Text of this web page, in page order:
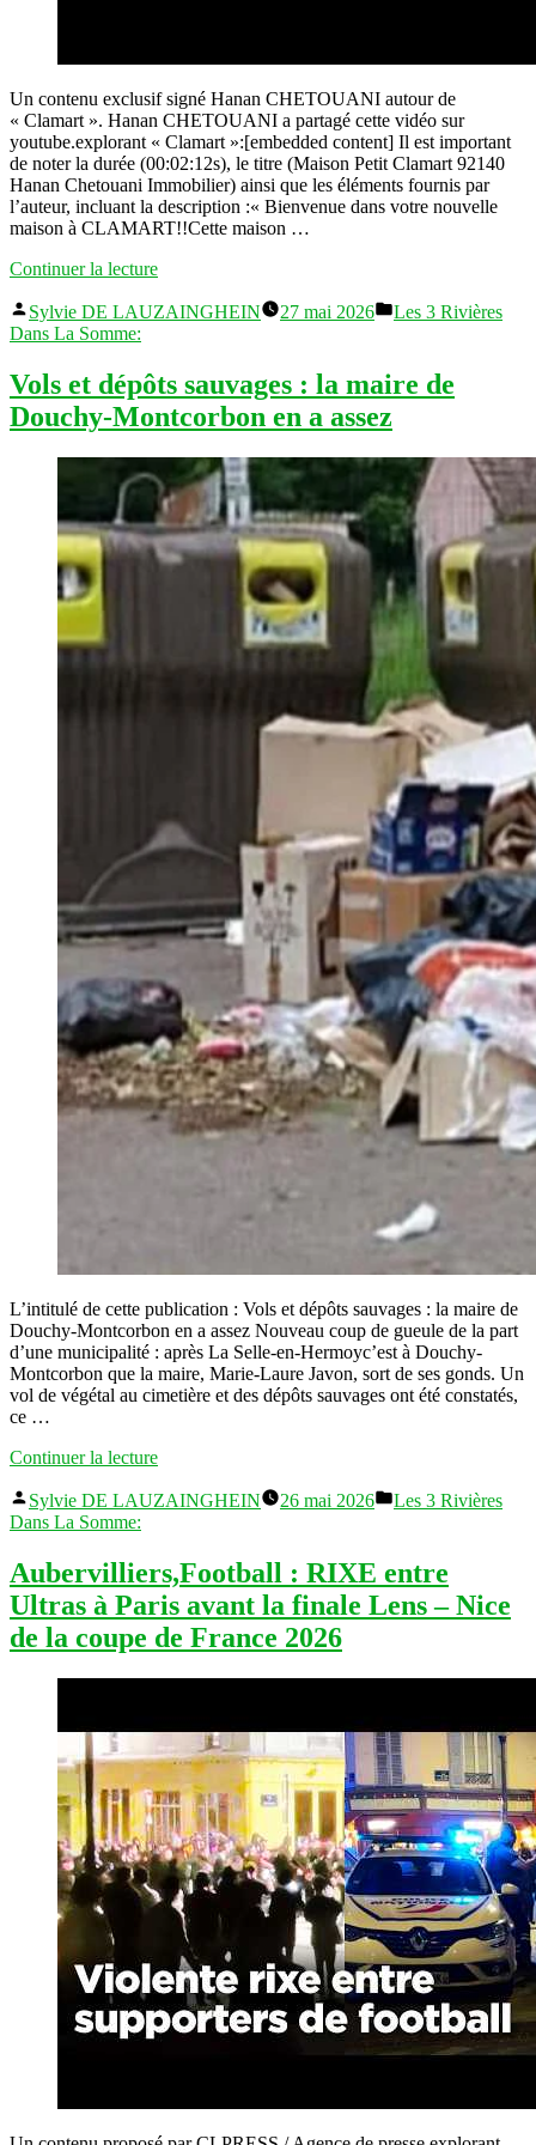
Un contenu exclusif signé Hanan CHETOUANI autour de
« Clamart ». Hanan CHETOUANI a partagé cette vidéo sur
youtube.explorant « Clamart »:[embedded content] Il est important
de noter la durée (00:02:12s), le titre (Maison Petit Clamart 92140
Hanan Chetouani Immobilier) ainsi que les éléments fournis par
l’auteur, incluant la description :« Bienvenue dans votre nouvelle
maison à CLAMART!!Cette maison …
Continuer la lecture« (Clamart):
Petit
Hanan
Chetouani
Immobilier »
Publié
par
Sylvie DE LAUZAINGHEIN 27 mai 2026
Publié
Les 3 Rivières
Dans La Somme:
Vols et dépôts sauvages : la maire de
Douchy-Montcorbon en a assez
L’intitulé de cette publication : Vols et dépôts sauvages : la maire de
Douchy-Montcorbon en a assez Nouveau coup de gueule de la part
d’une municipalité : après La Selle-en-Hermoyc’est à Douchy-
Montcorbon que la maire, Marie-Laure Javon, sort de ses gonds. Un
vol de végétal au cimetière et des dépôts sauvages ont été constatés,
ce …
Continuer la lecture« Vols
dépôts
maire
de
Douchy-
Montcorbon
Publié
par
Sylvie DE LAUZAINGHEIN 26 mai 2026
Publié
Les 3 Rivières
Dans La Somme:
Aubervilliers,Football : RIXE entre
Ultras à Paris avant la finale Lens – Nice
de la coupe de France 2026